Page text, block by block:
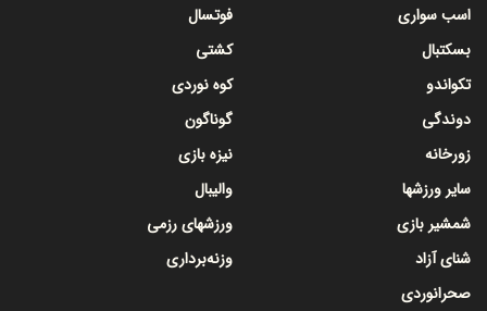
اسب سواری
بسکتبال
تکواندو
دوندگی
زورخانه
سایر ورزشها
شمشیر بازی
شنای آزاد
صحرانوردی
فوتسال
کشتی
کوه نوردی
گوناگون
نیزه بازی
والیبال
ورزشهای رزمی
وزنه‌برداری